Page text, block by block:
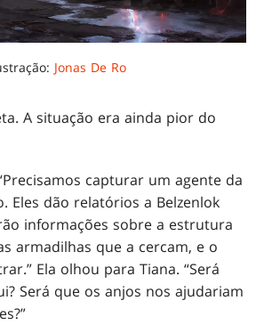
Jonas De Ro
A situação era ainda pior do
capturar um agente da
Eles dão relatórios a Belzenlok
informações sobre a estrutura
armadilhas que a cercam, e o
Ela olhou para Tiana. “Será
Será que os anjos nos ajudariam